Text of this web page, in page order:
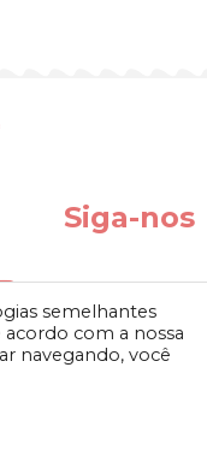
Siga-nos
Vargas, 800 –
CNPJ: 61.432.506/0001-
semelhantes
acordo com a nossa
navegando, você